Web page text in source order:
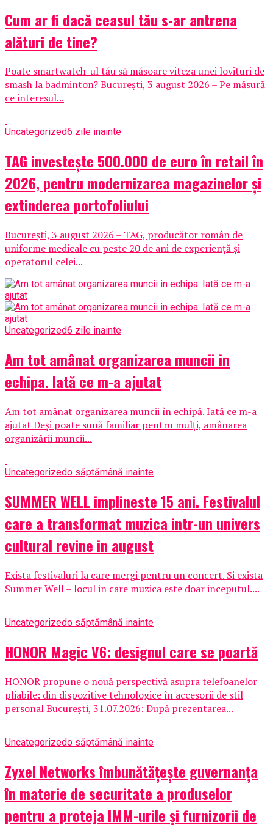
Cum ar fi dacă ceasul tău s-ar antrena
alături de tine?
Poate smartwatch-ul tău să măsoare viteza unei lovituri de
smash la badminton? București, 3 august 2026 – Pe măsură
ce interesul...
Uncategorized6 zile inainte
TAG investește 500.000 de euro în retail în
2026, pentru modernizarea magazinelor și
extinderea portofoliului
București, 3 august 2026 – TAG, producător român de
uniforme medicale cu peste 20 de ani de experiență și
operatorul celei...
Uncategorized6 zile inainte
Am tot amânat organizarea muncii in
echipa. Iată ce m-a ajutat
Am tot amânat organizarea muncii în echipă. Iată ce m-a
ajutat Deși poate sună familiar pentru mulți, amânarea
organizării muncii...
Uncategorizedo săptămână inainte
SUMMER WELL implineste 15 ani. Festivalul
care a transformat muzica intr-un univers
cultural revine in august
Exista festivaluri la care mergi pentru un concert. Si exista
Summer Well – locul in care muzica este doar inceputul....
Uncategorizedo săptămână inainte
HONOR Magic V6: designul care se poartă
HONOR propune o nouă perspectivă asupra telefoanelor
pliabile: din dispozitive tehnologice în accesorii de stil
personal București, 31.07.2026: După prezentarea...
Uncategorizedo săptămână inainte
Zyxel Networks îmbunătățește guvernanța
în materie de securitate a produselor
pentru a proteja IMM-urile și furnizorii de